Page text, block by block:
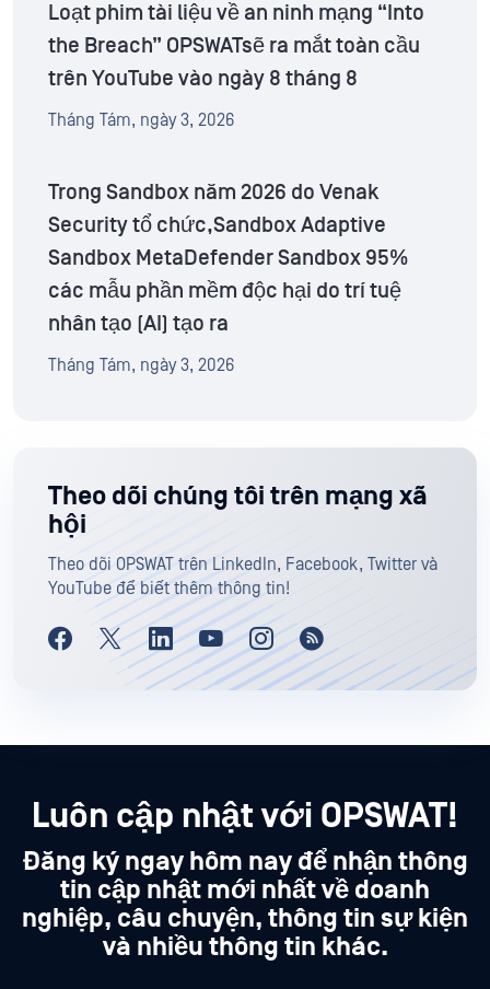
Loạt phim tài liệu về an ninh mạng “Into
the Breach” OPSWATsẽ ra mắt toàn cầu
trên YouTube vào ngày 8 tháng 8
Tháng Tám, ngày 3, 2026
Trong Sandbox năm 2026 do Venak
Security tổ chức,Sandbox Adaptive
Sandbox MetaDefender Sandbox 95%
các mẫu phần mềm độc hại do trí tuệ
nhân tạo (AI) tạo ra
Tháng Tám, ngày 3, 2026
Theo dõi chúng tôi trên mạng xã
hội
Theo dõi OPSWAT trên LinkedIn, Facebook, Twitter và
YouTube để biết thêm thông tin!
Luôn cập nhật với OPSWAT!
Đăng ký ngay hôm nay để nhận thông
tin cập nhật mới nhất về doanh
nghiệp, câu chuyện, thông tin sự kiện
và nhiều thông tin khác.